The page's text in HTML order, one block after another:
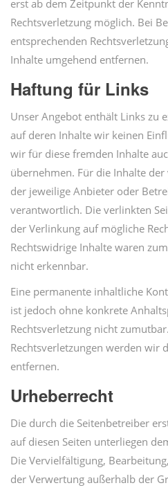
erst ab dem Zeitpunkt der
Rechtsverletzung möglich. Bei
entsprechenden
Inhalte umgehend entfernen.
Haftung für Links
Unser Angebot enthält Links zu
auf deren Inhalte wir keinen
wir für diese fremden Inhalte
übernehmen. Für die Inhalte
der jeweilige Anbieter oder
verantwortlich. Die verlinkten
der Verlinkung auf mögliche
Rechtswidrige Inhalte waren
nicht erkennbar.
Eine permanente inhaltliche
ist jedoch ohne konkrete
Rechtsverletzung nicht
Rechtsverletzungen werden wir
entfernen.
Urheberrecht
Die durch die Seitenbetreiber
auf diesen Seiten unterliegen
Die Vervielfältigung,
der Verwertung außerhalb der